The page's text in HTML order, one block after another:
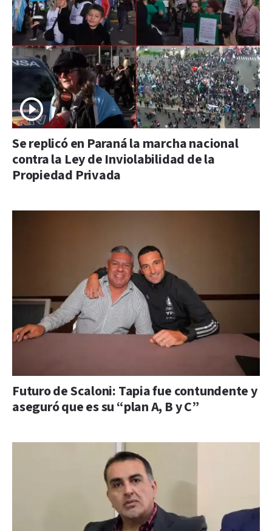
Se replicó en Paraná la marcha nacional
contra la Ley de Inviolabilidad de la
Propiedad Privada
Futuro de Scaloni: Tapia fue contundente y
aseguró que es su “plan A, B y C”